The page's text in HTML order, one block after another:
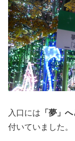
入口には 「夢」
付いていました。